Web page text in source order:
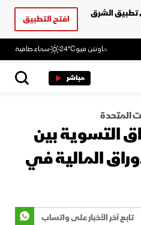
تطبيق الشرق
افتح التطبيق
ماونتن فيو24°C سماء صافية
مباشر
المتحدة
التسوية بين
المالية في
تابع آخر الأخبار على واتساب